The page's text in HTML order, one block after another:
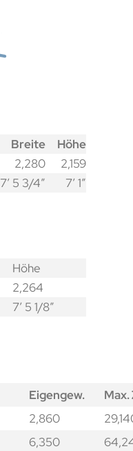
Breite
Höhe
2,280
2,159
7′ 5 3/4″ 7′ 1″
Höhe
2,264
7′ 5 1/8″
Eigengew.
2,860
6,350